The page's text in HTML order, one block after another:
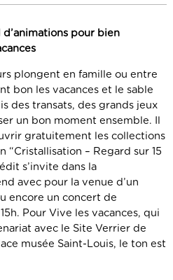
pour bien
plongent en famille ou entre
bon les vacances et le sable
des transats, des grands jeux
un bon moment ensemble. Il
gratuitement les collections
“Cristallisation – Regard sur 15
s’invite dans la
avec pour la venue d’un
encore un concert de
Pour Vive les vacances, qui
avec le Site Verrier de
musée Saint-Louis, le ton est